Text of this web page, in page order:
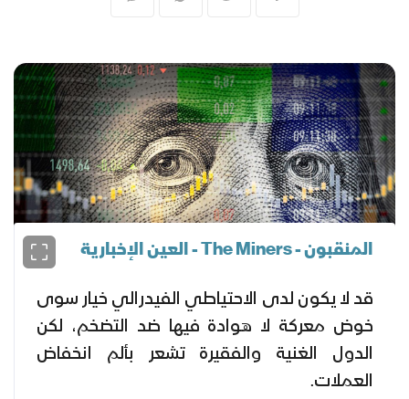
المنقبون - The Miners - العين الإخبارية
قد لا يكون لدى الاحتياطي الفيدرالي خيار سوى
خوض معركة لا هوادة فيها ضد التضخم، لكن
الدول الغنية والفقيرة تشعر بألم انخفاض
العملات.